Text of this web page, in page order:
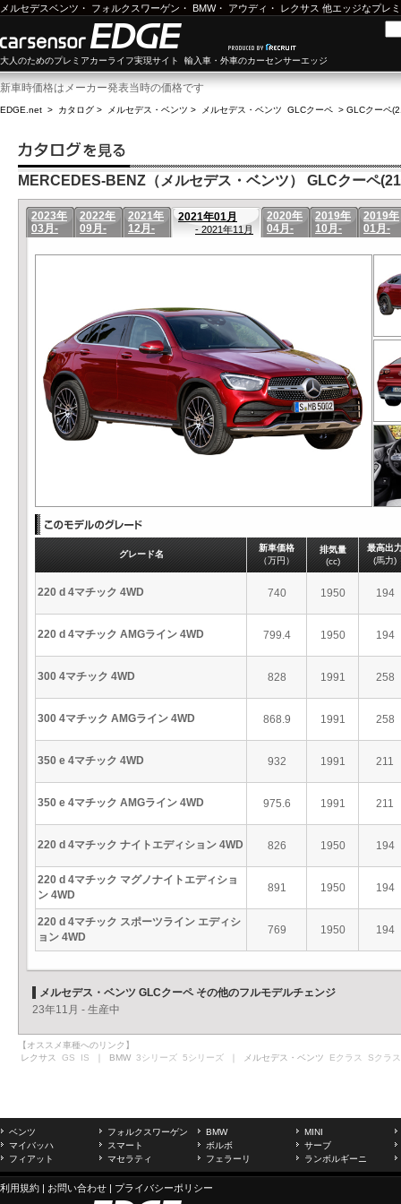
メルセデスベンツ ・ フォルクスワーゲン ・ BMW・ アウディ ・ レクサス 他エッジなプレ
大人のためのプレミアカーライフ実現サイト 輸入車・外車のカーセンサーエッジ
新車時価格はメーカー発表当時の価格です
EDGE.net > カタログ > メルセデス・ベンツ > メルセデス・ベンツ GLCクーペ > GLCクーペ
MERCEDES-BENZ（メルセデス・ベンツ） GLCクーペ
2023年
03月-
2022年
09月-
2021年
12月-
2021年01月
- 2021年11月
2020年
04月-
2019年
10月-
2019年
01月-
グレード名
新車価格
（万円）
排気量
(cc)
最高出
(馬力)
220 d 4マチック 4WD 740 1950 194
220 d 4マチック AMGライン 4WD 799.4 1950 194
300 4マチック 4WD 828 1991 258
300 4マチック AMGライン 4WD 868.9 1991 258
350 e 4マチック 4WD 932 1991 211
350 e 4マチック AMGライン 4WD 975.6 1991 211
220 d 4マチック ナイトエディション 4WD 826 1950 194
220 d 4マチック マグノナイトエディショ
ン 4WD
891 1950 194
220 d 4マチック スポーツライン エディシ
ョン 4WD
769 1950 194
メルセデス・ベンツ GLCクーペ その他のフルモデルチェンジ
23年11月 - 生産中
【オススメ車種へのリンク】
レクサス GS IS ｜ BMW 3シリーズ 5シリーズ ｜ メルセデス・ベンツ Eクラス Sクラス
ベンツ フォルクスワーゲン BMW
MINI
マイバッハ
スマート ボルボ
サーブ
フィアット
マセラティ フェラーリ ランボルギーニ
利用規約 | お問い合わせ | プライバシーポリシー